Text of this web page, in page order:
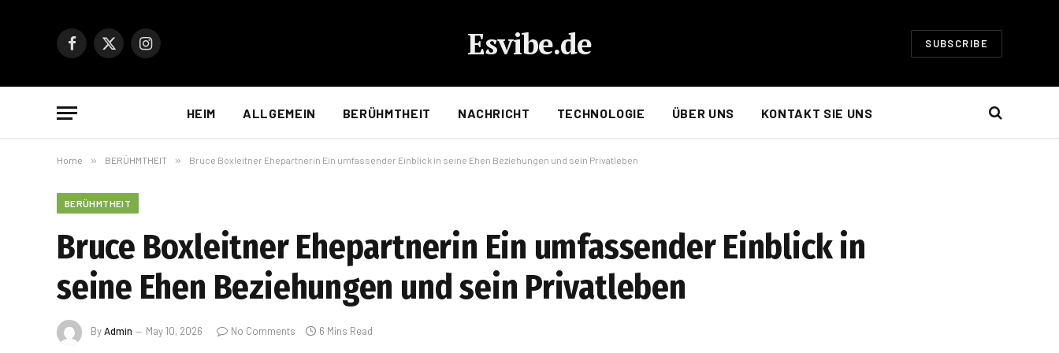
Facebook
X
Instagram Esvibe.de SUBSCRIBE
HEIM ALLGEMEIN BERÜHMTHEIT NACHRICHT TECHNOLOGIE ÜBER UNS KONTAKT SIE UNS
Home » BERÜHMTHEIT » Bruce Boxleitner Ehepartnerin Ein umfassender Einblick in seine Ehen Beziehungen und sein Privatleben
BERÜHMTHEIT
Bruce Boxleitner Ehepartnerin Ein umfassender Einblick in
seine Ehen Beziehungen und sein Privatleben
ByAdmin May 10, 2026 No Comments 6 Mins Read